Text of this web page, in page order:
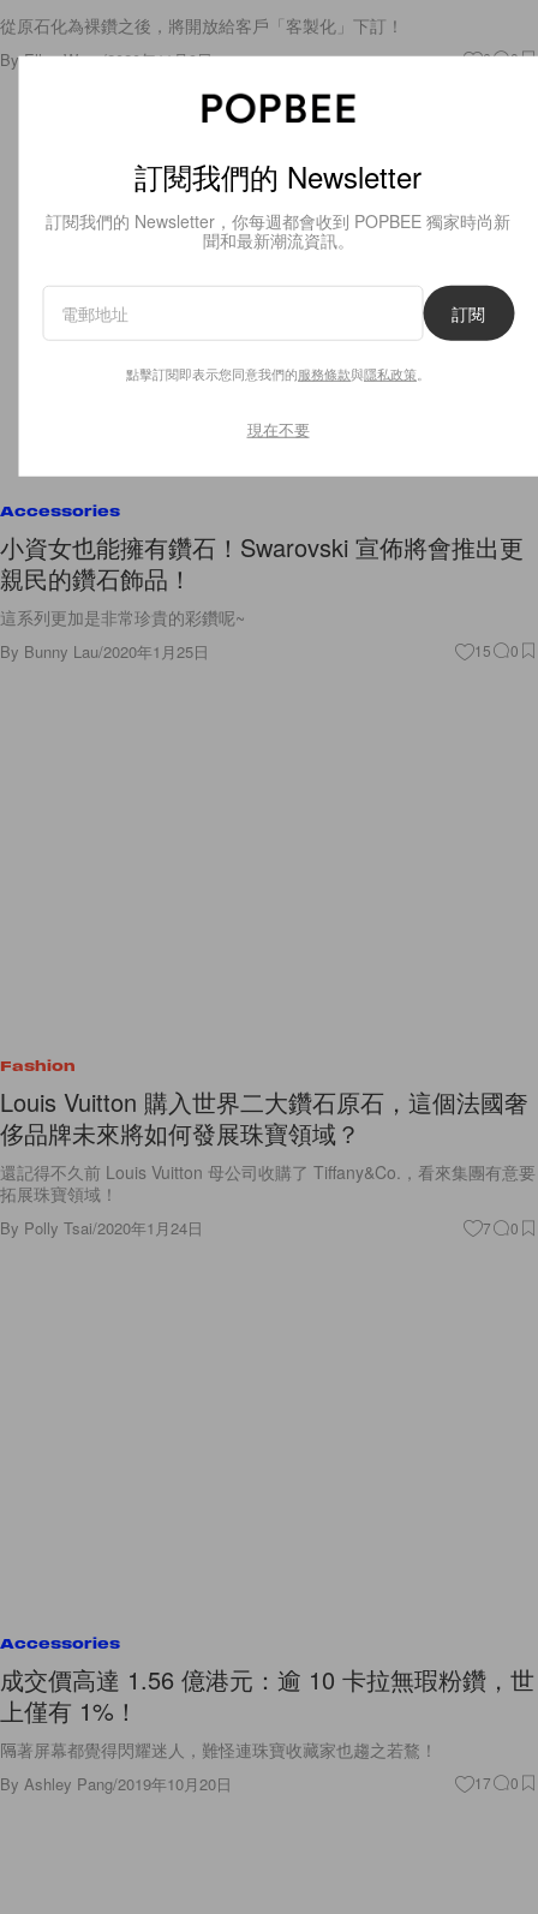
從原石化為裸鑽之後，將開放給客戶「客製化」下訂！
ByEllen Wang/2020年11月9日 6 0
Accessories
小資女也能擁有鑽石！Swarovski 宣佈將會推出更
親民的鑽石飾品！
這系列更加是非常珍貴的彩鑽呢~
By Bunny Lau/2020年1月25日 15 0
Fashion
Louis Vuitton 購入世界二大鑽石原石，這個法國奢
侈品牌未來將如何發展珠寶領域？
還記得不久前 Louis Vuitton 母公司收購了 Tiffany&Co.，看來集團有意要
拓展珠寶領域！
By Polly Tsai/2020年1月24日 7 0
Accessories
成交價高達 1.56 億港元：逾 10 卡拉無瑕粉鑽，世
上僅有 1%！
隔著屏幕都覺得閃耀迷人，難怪連珠寶收藏家也趨之若鶩！
By Ashley Pang/2019年10月20日 17 0
訂閱我們的 Newsletter
訂閱我們的 Newsletter，你每週都會收到 POPBEE 獨家時尚新
聞和最新潮流資訊。
訂閱
點擊訂閱即表示您同意我們的服務條款與隱私政策
現在不要